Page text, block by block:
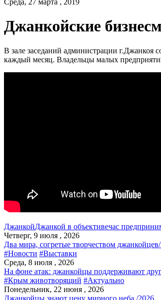
Среда, 27 марта , 2019
Джанкойские
В зале заседаний администрации г.Джанкоя
каждый месяц. Владельцы малых
ДжанкойДжанкой в объективечас
Четверг, 9 июля , 2026
Два мира, согретые творчеством
#Новости #Выставки
Среда, 8 июля , 2026
На фоне атак: джанкойцы поддерживают
#Крым животворящий #Актуально
Понедельник, 22 июня , 2026
Джанкойцы знают цену мирного неба /2026